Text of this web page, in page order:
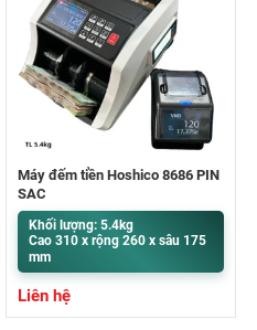
Máy đếm tiền Hoshico 8686 PIN
SẠC
Khối lượng: 5.4kg
Cao 310 x rộng 260 x sâu 175
mm
Liên hệ